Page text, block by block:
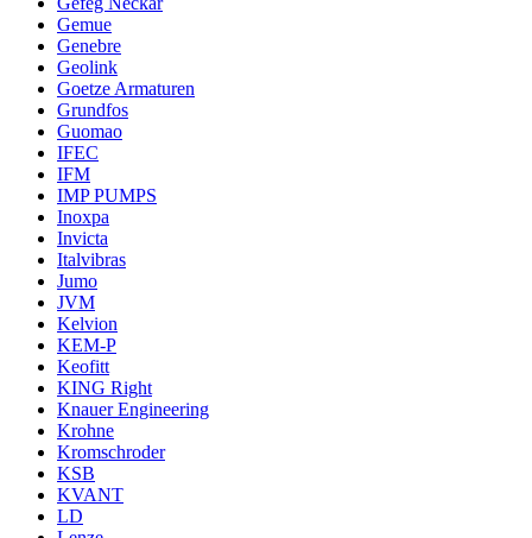
Gemue
Genebre
Geolink
Goetze Armaturen
Grundfos
Guomao
IFEC
IFM
IMP PUMPS
Inoxpa
Invicta
Italvibras
Jumo
JVM
Kelvion
KEM-P
Keofitt
KING Right
Knauer Engineering
Krohne
Kromschroder
KSB
KVANT
LD